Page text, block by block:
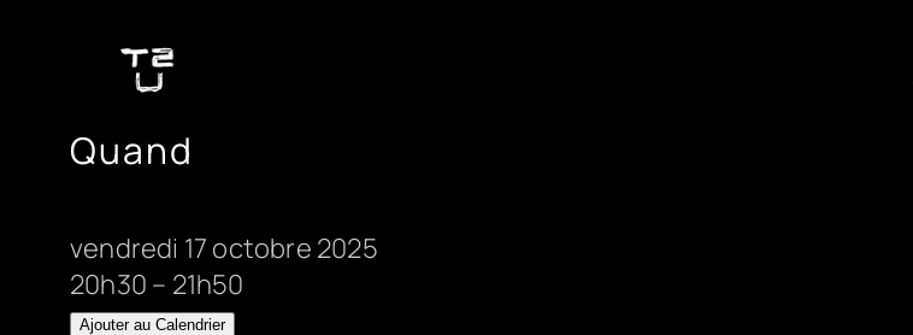
Quand
vendredi 17 octobre 2025
20h30 – 21h50
Ajouter au Calendrier